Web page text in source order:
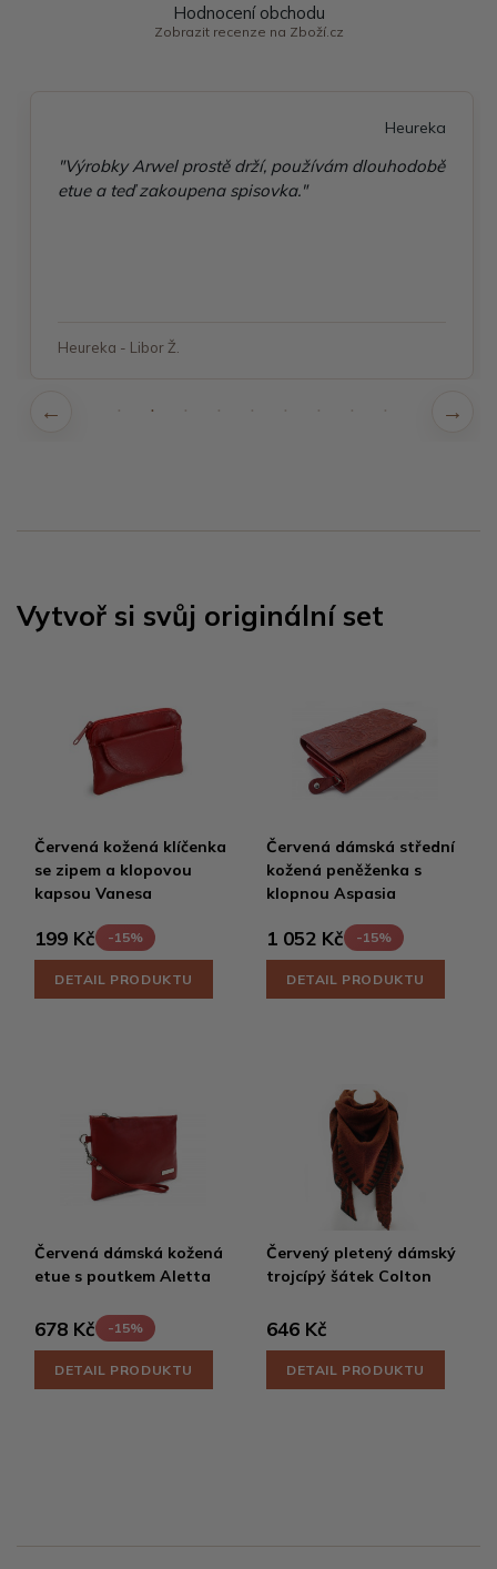
Hodnocení obchodu
Zobrazit recenze na Zboží.cz
Heureka
"Výrobky Arwel prostě drží, používám dlouhodobě
etue a teď zakoupena spisovka."
Heureka - Libor Ž.
Vytvoř si svůj originální set
Červená kožená klíčenka
se zipem a klopovou
kapsou Vanesa
199 Kč -15%
DETAIL PRODUKTU
Červená dámská střední
kožená peněženka s
klopnou Aspasia
1 052 Kč -15%
DETAIL PRODUKTU
Červená dámská kožená
etue s poutkem Aletta
678 Kč -15%
DETAIL PRODUKTU
Červený pletený dámský
trojcípý šátek Colton
646 Kč
DETAIL PRODUKTU